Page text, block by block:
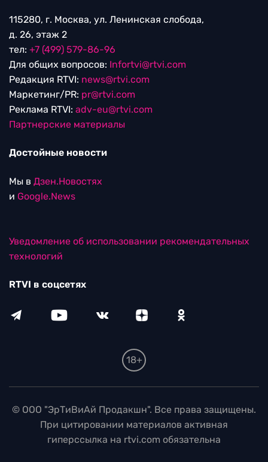
115280, г. Москва, ул. Ленинская слобода,
д. 26, этаж 2
тел: +7 (499) 579-86-96
Для общих вопросов: Infortvi@rtvi.com
Редакция RTVI: news@rtvi.com
Маркетинг/PR: pr@rtvi.com
Реклама RTVI: adv-eu@rtvi.com
Партнерские материалы
Достойные новости
Мы в Дзен.Новостях
и Google.News
Уведомление об использовании рекомендательных
технологий
RTVI в соцсетях
18+
© ООО "ЭрТиВиАй Продакшн". Все права защищены.
При цитировании материалов активная
гиперссылка на rtvi.com обязательна